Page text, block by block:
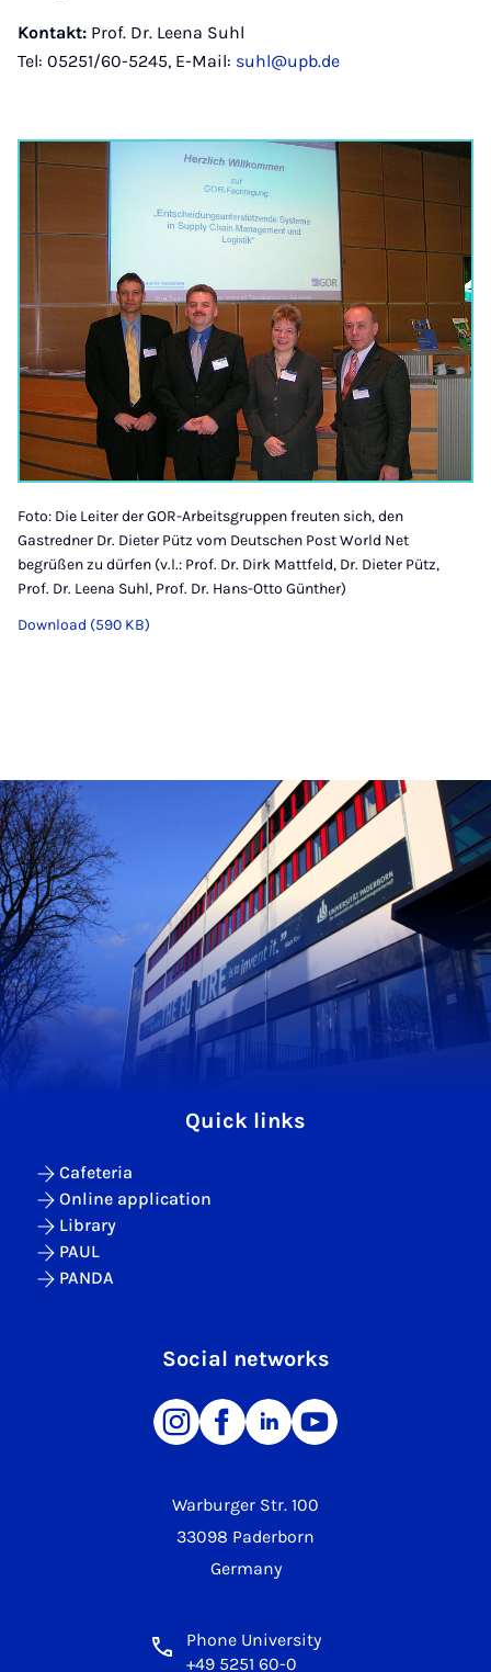
Kontakt: Prof. Dr. Leena Suhl
Tel: 05251/60-5245, E-Mail: suhl@upb.de
Foto: Die Leiter der GOR-Arbeitsgruppen freuten sich, den
Gastredner Dr. Dieter Pütz vom Deutschen Post World Net
begrüßen zu dürfen (v.l.: Prof. Dr. Dirk Mattfeld, Dr. Dieter Pütz,
Prof. Dr. Leena Suhl, Prof. Dr. Hans-Otto Günther)
Download (590 KB)
Warburger Str. 100
33098 Paderborn
Germany
Phone University
+49 5251 60-0
Quick links
Cafeteria
Online application
Library
PAUL
PANDA
Social networks